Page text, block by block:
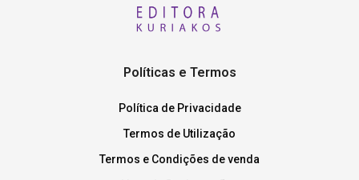
Políticas e Termos
Política de Privacidade
Termos de Utilização
Termos e Condições de venda